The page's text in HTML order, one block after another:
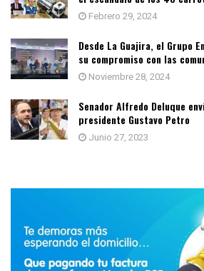
Febrero 29, 2024
Desde La Guajira, el Grupo
su compromiso con las
Noviembre 28, 2024
Senador Alfredo Deluque
presidente Gustavo Petro
Junio 27, 2023